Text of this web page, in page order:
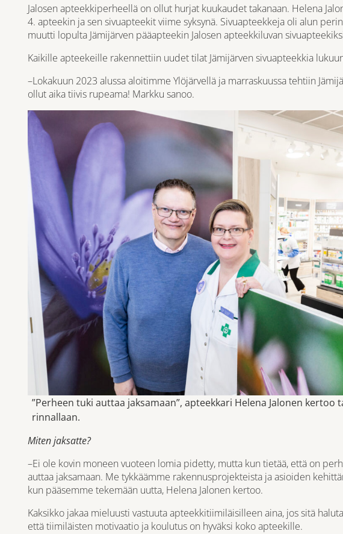
Jalosen apteekkiperheellä on ollut hurjat kuukaudet takanaan. Helena
4. apteekin ja sen sivuapteekit viime syksynä. Sivuapteekkeja oli alun
muutti lopulta Jämijärven pääapteekin Jalosen apteekkiluvan
Kaikille apteekeille rakennettiin uudet tilat Jämijärven sivuapteekkia
–Lokakuun 2023 alussa aloitimme Ylöjärvellä ja marraskuussa tehtiin
ollut aika tiivis rupeama! Markku sanoo.
”Perheen tuki auttaa jaksamaan”, apteekkari Helena Jalonen kertoo
rinnallaan.
Miten jaksatte?
–Ei ole kovin moneen vuoteen lomia pidetty, mutta kun tietää, että on
auttaa jaksamaan. Me tykkäämme rakennusprojekteista ja asioiden
kun pääsemme tekemään uutta, Helena Jalonen kertoo.
Kaksikko jakaa mieluusti vastuuta apteekkitiimiläisilleen aina, jos sitä
että tiimiläisten motivaatio ja koulutus on hyväksi koko apteekille.